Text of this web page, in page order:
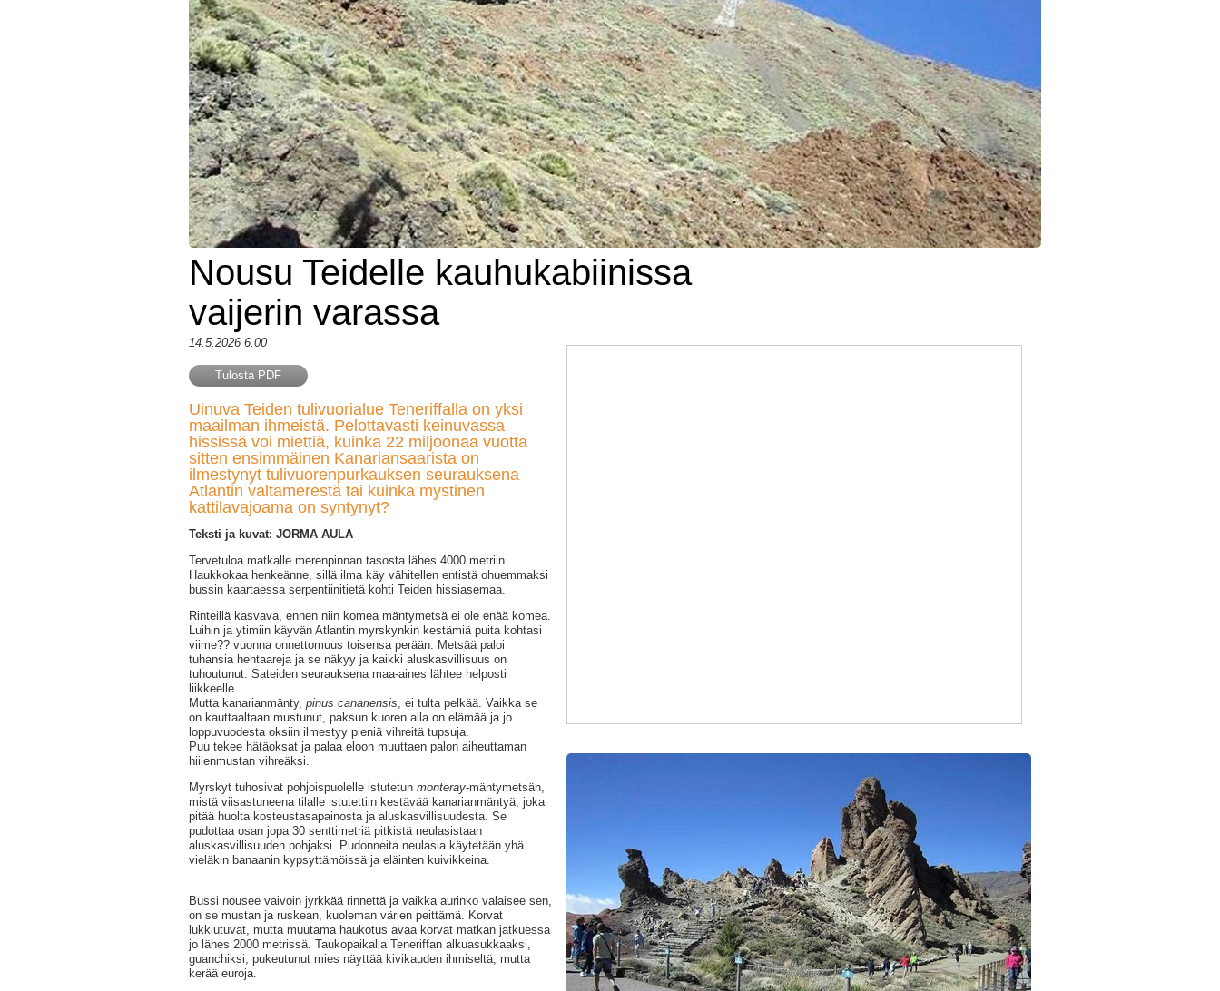
Nousu Teidelle kauhukabiinissa
vaijerin varassa
14.5.2026 6.00
Tulosta PDF
Uinuva Teiden tulivuorialue Teneriffalla on yksi
maailman ihmeistä. Pelottavasti keinuvassa
hississä voi miettiä, kuinka 22 miljoonaa vuotta
sitten ensimmäinen Kanariansaarista on
ilmestynyt tulivuorenpurkauksen seurauksena
Atlantin valtamerestä tai kuinka mystinen
kattilavajoama on syntynyt?
Teksti ja kuvat: JORMA AULA
Tervetuloa matkalle merenpinnan tasosta lähes 4000 metriin.
Haukkokaa henkeänne, sillä ilma käy vähitellen entistä ohuemmaksi
bussin kaartaessa serpentiinitietä kohti Teiden hissiasemaa.
Rinteillä kasvava, ennen niin komea mäntymetsä ei ole enää komea.
Luihin ja ytimiin käyvän Atlantin myrskynkin kestämiä puita kohtasi
viime?? vuonna onnettomuus toisensa perään. Metsää paloi
tuhansia hehtaareja ja se näkyy ja kaikki aluskasvillisuus on
tuhoutunut. Sateiden seurauksena maa-aines lähtee helposti
liikkeelle.
Mutta kanarianmänty, pinus canariensis, ei tulta pelkää. Vaikka se
on kauttaaltaan mustunut, paksun kuoren alla on elämää ja jo
loppuvuodesta oksiin ilmestyy pieniä vihreitä tupsuja.
Puu tekee hätäoksat ja palaa eloon muuttaen palon aiheuttaman
hiilenmustan vihreäksi.
Myrskyt tuhosivat pohjoispuolelle istutetun monteray-mäntymetsän,
mistä viisastuneena tilalle istutettiin kestävää kanarianmäntyä, joka
pitää huolta kosteustasapainosta ja aluskasvillisuudesta. Se
pudottaa osan jopa 30 senttimetriä pitkistä neulasistaan
aluskasvillisuuden pohjaksi. Pudonneita neulasia käytetään yhä
vieläkin banaanin kypsyttämöissä ja eläinten kuivikkeina.
Bussi nousee vaivoin jyrkkää rinnettä ja vaikka aurinko valaisee sen,
on se mustan ja ruskean, kuoleman värien peittämä. Korvat
lukkiutuvat, mutta muutama haukotus avaa korvat matkan jatkuessa
jo lähes 2000 metrissä. Taukopaikalla Teneriffan alkuasukkaaksi,
guanchiksi, pukeutunut mies näyttää kivikauden ihmiseltä, mutta
kerää euroja.